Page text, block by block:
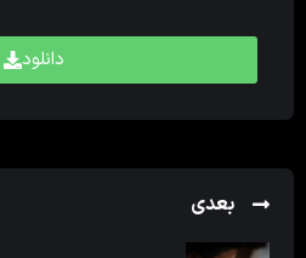
دانلود
بعدی